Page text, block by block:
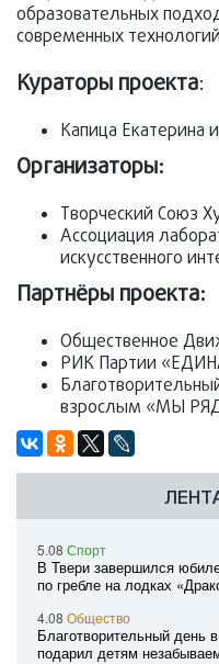
образовательных
современных
Кураторы проекта:
Капица Екатерина
Организаторы:
Творческий Союз
Ассоциация
искусственного
Партнёры проекта:
Общественное
РИК Партии
взрослым «МЫ
5.08 Спорт
В Твери завершился
по гребле на лодках
4.08 Общество
Благотворительный
подарил детям